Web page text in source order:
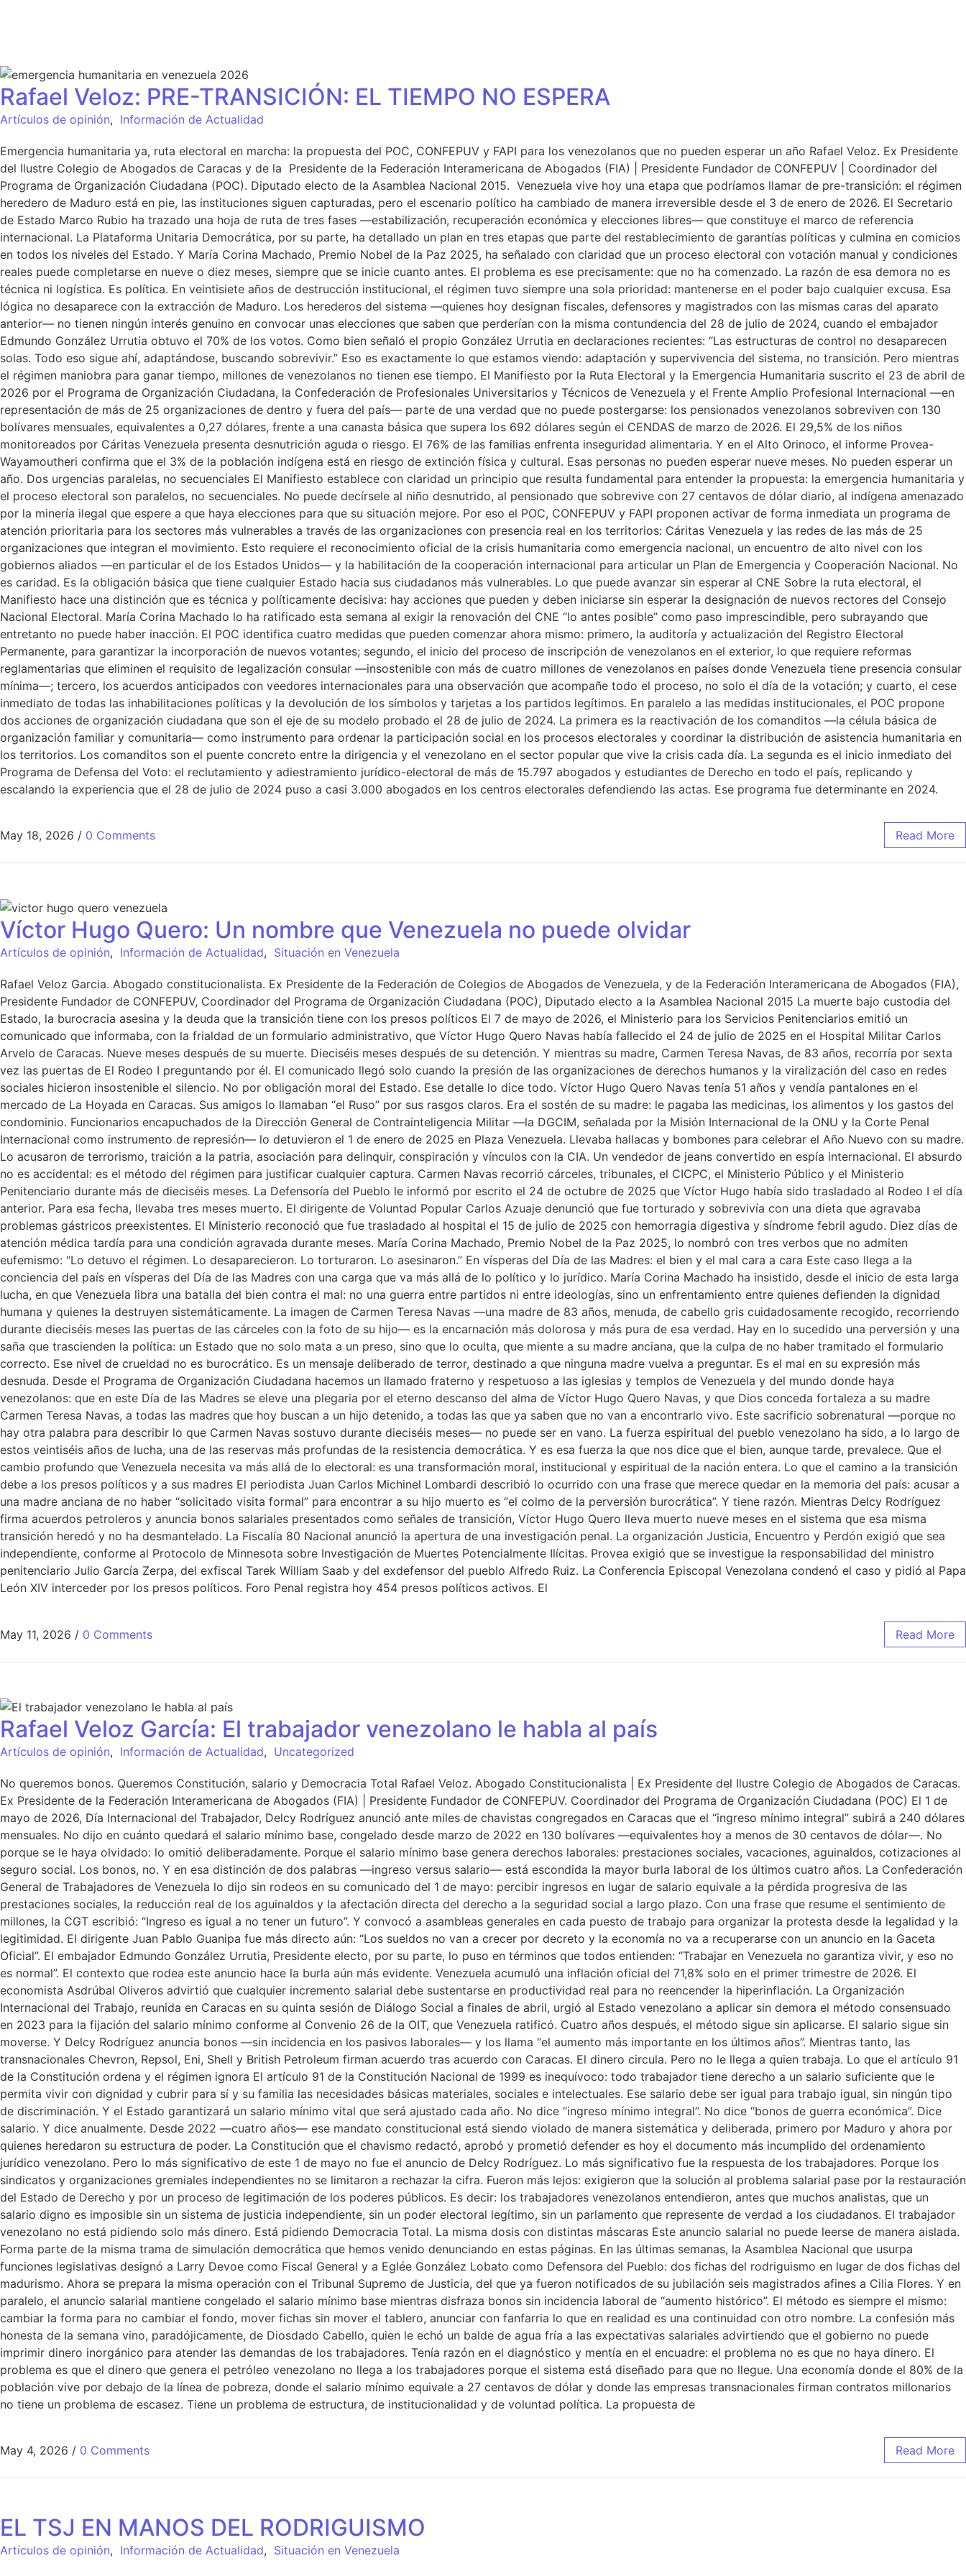
Rafael Veloz: PRE-TRANSICIÓN: EL TIEMPO NO ESPERA
Artículos de opinión, Información de Actualidad
Emergencia humanitaria ya, ruta electoral en marcha: la propuesta del POC, CONFEPUV y FAPI para los venezolanos que no pueden esperar un año Rafael Veloz. Ex Presidente
del Ilustre Colegio de Abogados de Caracas y de la Presidente de la Federación Interamericana de Abogados (FIA) | Presidente Fundador de CONFEPUV | Coordinador del
Programa de Organización Ciudadana (POC). Diputado electo de la Asamblea Nacional 2015. Venezuela vive hoy una etapa que podríamos llamar de pre-transición: el régimen
heredero de Maduro está en pie, las instituciones siguen capturadas, pero el escenario político ha cambiado de manera irreversible desde el 3 de enero de 2026. El Secretario
de Estado Marco Rubio ha trazado una hoja de ruta de tres fases —estabilización, recuperación económica y elecciones libres— que constituye el marco de referencia
internacional. La Plataforma Unitaria Democrática, por su parte, ha detallado un plan en tres etapas que parte del restablecimiento de garantías políticas y culmina en comicios
en todos los niveles del Estado. Y María Corina Machado, Premio Nobel de la Paz 2025, ha señalado con claridad que un proceso electoral con votación manual y condiciones
reales puede completarse en nueve o diez meses, siempre que se inicie cuanto antes. El problema es ese precisamente: que no ha comenzado. La razón de esa demora no es
técnica ni logística. Es política. En veintisiete años de destrucción institucional, el régimen tuvo siempre una sola prioridad: mantenerse en el poder bajo cualquier excusa. Esa
lógica no desaparece con la extracción de Maduro. Los herederos del sistema —quienes hoy designan fiscales, defensores y magistrados con las mismas caras del aparato
anterior— no tienen ningún interés genuino en convocar unas elecciones que saben que perderían con la misma contundencia del 28 de julio de 2024, cuando el embajador
Edmundo González Urrutia obtuvo el 70% de los votos. Como bien señaló el propio González Urrutia en declaraciones recientes: “Las estructuras de control no desaparecen
solas. Todo eso sigue ahí, adaptándose, buscando sobrevivir.” Eso es exactamente lo que estamos viendo: adaptación y supervivencia del sistema, no transición. Pero mientras
el régimen maniobra para ganar tiempo, millones de venezolanos no tienen ese tiempo. El Manifiesto por la Ruta Electoral y la Emergencia Humanitaria suscrito el 23 de abril de
2026 por el Programa de Organización Ciudadana, la Confederación de Profesionales Universitarios y Técnicos de Venezuela y el Frente Amplio Profesional Internacional —en
representación de más de 25 organizaciones de dentro y fuera del país— parte de una verdad que no puede postergarse: los pensionados venezolanos sobreviven con 130
bolívares mensuales, equivalentes a 0,27 dólares, frente a una canasta básica que supera los 692 dólares según el CENDAS de marzo de 2026. El 29,5% de los niños
monitoreados por Cáritas Venezuela presenta desnutrición aguda o riesgo. El 76% de las familias enfrenta inseguridad alimentaria. Y en el Alto Orinoco, el informe Provea-
Wayamoutheri confirma que el 3% de la población indígena está en riesgo de extinción física y cultural. Esas personas no pueden esperar nueve meses. No pueden esperar un
año. Dos urgencias paralelas, no secuenciales El Manifiesto establece con claridad un principio que resulta fundamental para entender la propuesta: la emergencia humanitaria y
el proceso electoral son paralelos, no secuenciales. No puede decírsele al niño desnutrido, al pensionado que sobrevive con 27 centavos de dólar diario, al indígena amenazado
por la minería ilegal que espere a que haya elecciones para que su situación mejore. Por eso el POC, CONFEPUV y FAPI proponen activar de forma inmediata un programa de
atención prioritaria para los sectores más vulnerables a través de las organizaciones con presencia real en los territorios: Cáritas Venezuela y las redes de las más de 25
organizaciones que integran el movimiento. Esto requiere el reconocimiento oficial de la crisis humanitaria como emergencia nacional, un encuentro de alto nivel con los
gobiernos aliados —en particular el de los Estados Unidos— y la habilitación de la cooperación internacional para articular un Plan de Emergencia y Cooperación Nacional. No
es caridad. Es la obligación básica que tiene cualquier Estado hacia sus ciudadanos más vulnerables. Lo que puede avanzar sin esperar al CNE Sobre la ruta electoral, el
Manifiesto hace una distinción que es técnica y políticamente decisiva: hay acciones que pueden y deben iniciarse sin esperar la designación de nuevos rectores del Consejo
Nacional Electoral. María Corina Machado lo ha ratificado esta semana al exigir la renovación del CNE “lo antes posible” como paso imprescindible, pero subrayando que
entretanto no puede haber inacción. El POC identifica cuatro medidas que pueden comenzar ahora mismo: primero, la auditoría y actualización del Registro Electoral
Permanente, para garantizar la incorporación de nuevos votantes; segundo, el inicio del proceso de inscripción de venezolanos en el exterior, lo que requiere reformas
reglamentarias que eliminen el requisito de legalización consular —insostenible con más de cuatro millones de venezolanos en países donde Venezuela tiene presencia consular
mínima—; tercero, los acuerdos anticipados con veedores internacionales para una observación que acompañe todo el proceso, no solo el día de la votación; y cuarto, el cese
inmediato de todas las inhabilitaciones políticas y la devolución de los símbolos y tarjetas a los partidos legítimos. En paralelo a las medidas institucionales, el POC propone
dos acciones de organización ciudadana que son el eje de su modelo probado el 28 de julio de 2024. La primera es la reactivación de los comanditos —la célula básica de
organización familiar y comunitaria— como instrumento para ordenar la participación social en los procesos electorales y coordinar la distribución de asistencia humanitaria en
los territorios. Los comanditos son el puente concreto entre la dirigencia y el venezolano en el sector popular que vive la crisis cada día. La segunda es el inicio inmediato del
Programa de Defensa del Voto: el reclutamiento y adiestramiento jurídico-electoral de más de 15.797 abogados y estudiantes de Derecho en todo el país, replicando y
escalando la experiencia que el 28 de julio de 2024 puso a casi 3.000 abogados en los centros electorales defendiendo las actas. Ese programa fue determinante en 2024.
May 18, 2026 / 0 Comments Read More
Víctor Hugo Quero: Un nombre que Venezuela no puede olvidar
Artículos de opinión, Información de Actualidad, Situación en Venezuela
Rafael Veloz Garcia. Abogado constitucionalista. Ex Presidente de la Federación de Colegios de Abogados de Venezuela, y de la Federación Interamericana de Abogados (FIA),
Presidente Fundador de CONFEPUV, Coordinador del Programa de Organización Ciudadana (POC), Diputado electo a la Asamblea Nacional 2015 La muerte bajo custodia del
Estado, la burocracia asesina y la deuda que la transición tiene con los presos políticos El 7 de mayo de 2026, el Ministerio para los Servicios Penitenciarios emitió un
comunicado que informaba, con la frialdad de un formulario administrativo, que Víctor Hugo Quero Navas había fallecido el 24 de julio de 2025 en el Hospital Militar Carlos
Arvelo de Caracas. Nueve meses después de su muerte. Dieciséis meses después de su detención. Y mientras su madre, Carmen Teresa Navas, de 83 años, recorría por sexta
vez las puertas de El Rodeo I preguntando por él. El comunicado llegó solo cuando la presión de las organizaciones de derechos humanos y la viralización del caso en redes
sociales hicieron insostenible el silencio. No por obligación moral del Estado. Ese detalle lo dice todo. Víctor Hugo Quero Navas tenía 51 años y vendía pantalones en el
mercado de La Hoyada en Caracas. Sus amigos lo llamaban “el Ruso” por sus rasgos claros. Era el sostén de su madre: le pagaba las medicinas, los alimentos y los gastos del
condominio. Funcionarios encapuchados de la Dirección General de Contrainteligencia Militar —la DGCIM, señalada por la Misión Internacional de la ONU y la Corte Penal
Internacional como instrumento de represión— lo detuvieron el 1 de enero de 2025 en Plaza Venezuela. Llevaba hallacas y bombones para celebrar el Año Nuevo con su madre.
Lo acusaron de terrorismo, traición a la patria, asociación para delinquir, conspiración y vínculos con la CIA. Un vendedor de jeans convertido en espía internacional. El absurdo
no es accidental: es el método del régimen para justificar cualquier captura. Carmen Navas recorrió cárceles, tribunales, el CICPC, el Ministerio Público y el Ministerio
Penitenciario durante más de dieciséis meses. La Defensoría del Pueblo le informó por escrito el 24 de octubre de 2025 que Víctor Hugo había sido trasladado al Rodeo I el día
anterior. Para esa fecha, llevaba tres meses muerto. El dirigente de Voluntad Popular Carlos Azuaje denunció que fue torturado y sobrevivía con una dieta que agravaba
problemas gástricos preexistentes. El Ministerio reconoció que fue trasladado al hospital el 15 de julio de 2025 con hemorragia digestiva y síndrome febril agudo. Diez días de
atención médica tardía para una condición agravada durante meses. María Corina Machado, Premio Nobel de la Paz 2025, lo nombró con tres verbos que no admiten
eufemismo: “Lo detuvo el régimen. Lo desaparecieron. Lo torturaron. Lo asesinaron.” En vísperas del Día de las Madres: el bien y el mal cara a cara Este caso llega a la
conciencia del país en vísperas del Día de las Madres con una carga que va más allá de lo político y lo jurídico. María Corina Machado ha insistido, desde el inicio de esta larga
lucha, en que Venezuela libra una batalla del bien contra el mal: no una guerra entre partidos ni entre ideologías, sino un enfrentamiento entre quienes defienden la dignidad
humana y quienes la destruyen sistemáticamente. La imagen de Carmen Teresa Navas —una madre de 83 años, menuda, de cabello gris cuidadosamente recogido, recorriendo
durante dieciséis meses las puertas de las cárceles con la foto de su hijo— es la encarnación más dolorosa y más pura de esa verdad. Hay en lo sucedido una perversión y una
saña que trascienden la política: un Estado que no solo mata a un preso, sino que lo oculta, que miente a su madre anciana, que la culpa de no haber tramitado el formulario
correcto. Ese nivel de crueldad no es burocrático. Es un mensaje deliberado de terror, destinado a que ninguna madre vuelva a preguntar. Es el mal en su expresión más
desnuda. Desde el Programa de Organización Ciudadana hacemos un llamado fraterno y respetuoso a las iglesias y templos de Venezuela y del mundo donde haya
venezolanos: que en este Día de las Madres se eleve una plegaria por el eterno descanso del alma de Víctor Hugo Quero Navas, y que Dios conceda fortaleza a su madre
Carmen Teresa Navas, a todas las madres que hoy buscan a un hijo detenido, a todas las que ya saben que no van a encontrarlo vivo. Este sacrificio sobrenatural —porque no
hay otra palabra para describir lo que Carmen Navas sostuvo durante dieciséis meses— no puede ser en vano. La fuerza espiritual del pueblo venezolano ha sido, a lo largo de
estos veintiséis años de lucha, una de las reservas más profundas de la resistencia democrática. Y es esa fuerza la que nos dice que el bien, aunque tarde, prevalece. Que el
cambio profundo que Venezuela necesita va más allá de lo electoral: es una transformación moral, institucional y espiritual de la nación entera. Lo que el camino a la transición
debe a los presos políticos y a sus madres El periodista Juan Carlos Michinel Lombardi describió lo ocurrido con una frase que merece quedar en la memoria del país: acusar a
una madre anciana de no haber “solicitado visita formal” para encontrar a su hijo muerto es “el colmo de la perversión burocrática”. Y tiene razón. Mientras Delcy Rodríguez
firma acuerdos petroleros y anuncia bonos salariales presentados como señales de transición, Víctor Hugo Quero lleva muerto nueve meses en el sistema que esa misma
transición heredó y no ha desmantelado. La Fiscalía 80 Nacional anunció la apertura de una investigación penal. La organización Justicia, Encuentro y Perdón exigió que sea
independiente, conforme al Protocolo de Minnesota sobre Investigación de Muertes Potencialmente Ilícitas. Provea exigió que se investigue la responsabilidad del ministro
penitenciario Julio García Zerpa, del exfiscal Tarek William Saab y del exdefensor del pueblo Alfredo Ruiz. La Conferencia Episcopal Venezolana condenó el caso y pidió al Papa
León XIV interceder por los presos políticos. Foro Penal registra hoy 454 presos políticos activos. El
May 11, 2026 / 0 Comments Read More
Rafael Veloz García: El trabajador venezolano le habla al país
Artículos de opinión, Información de Actualidad, Uncategorized
No queremos bonos. Queremos Constitución, salario y Democracia Total Rafael Veloz. Abogado Constitucionalista | Ex Presidente del Ilustre Colegio de Abogados de Caracas.
Ex Presidente de la Federación Interamericana de Abogados (FIA) | Presidente Fundador de CONFEPUV. Coordinador del Programa de Organización Ciudadana (POC) El 1 de
mayo de 2026, Día Internacional del Trabajador, Delcy Rodríguez anunció ante miles de chavistas congregados en Caracas que el “ingreso mínimo integral” subirá a 240 dólares
mensuales. No dijo en cuánto quedará el salario mínimo base, congelado desde marzo de 2022 en 130 bolívares —equivalentes hoy a menos de 30 centavos de dólar—. No
porque se le haya olvidado: lo omitió deliberadamente. Porque el salario mínimo base genera derechos laborales: prestaciones sociales, vacaciones, aguinaldos, cotizaciones al
seguro social. Los bonos, no. Y en esa distinción de dos palabras —ingreso versus salario— está escondida la mayor burla laboral de los últimos cuatro años. La Confederación
General de Trabajadores de Venezuela lo dijo sin rodeos en su comunicado del 1 de mayo: percibir ingresos en lugar de salario equivale a la pérdida progresiva de las
prestaciones sociales, la reducción real de los aguinaldos y la afectación directa del derecho a la seguridad social a largo plazo. Con una frase que resume el sentimiento de
millones, la CGT escribió: “Ingreso es igual a no tener un futuro”. Y convocó a asambleas generales en cada puesto de trabajo para organizar la protesta desde la legalidad y la
legitimidad. El dirigente Juan Pablo Guanipa fue más directo aún: “Los sueldos no van a crecer por decreto y la economía no va a recuperarse con un anuncio en la Gaceta
Oficial”. El embajador Edmundo González Urrutia, Presidente electo, por su parte, lo puso en términos que todos entienden: “Trabajar en Venezuela no garantiza vivir, y eso no
es normal”. El contexto que rodea este anuncio hace la burla aún más evidente. Venezuela acumuló una inflación oficial del 71,8% solo en el primer trimestre de 2026. El
economista Asdrúbal Oliveros advirtió que cualquier incremento salarial debe sustentarse en productividad real para no reencender la hiperinflación. La Organización
Internacional del Trabajo, reunida en Caracas en su quinta sesión de Diálogo Social a finales de abril, urgió al Estado venezolano a aplicar sin demora el método consensuado
en 2023 para la fijación del salario mínimo conforme al Convenio 26 de la OIT, que Venezuela ratificó. Cuatro años después, el método sigue sin aplicarse. El salario sigue sin
moverse. Y Delcy Rodríguez anuncia bonos —sin incidencia en los pasivos laborales— y los llama “el aumento más importante en los últimos años”. Mientras tanto, las
transnacionales Chevron, Repsol, Eni, Shell y British Petroleum firman acuerdo tras acuerdo con Caracas. El dinero circula. Pero no le llega a quien trabaja. Lo que el artículo 91
de la Constitución ordena y el régimen ignora El artículo 91 de la Constitución Nacional de 1999 es inequívoco: todo trabajador tiene derecho a un salario suficiente que le
permita vivir con dignidad y cubrir para sí y su familia las necesidades básicas materiales, sociales e intelectuales. Ese salario debe ser igual para trabajo igual, sin ningún tipo
de discriminación. Y el Estado garantizará un salario mínimo vital que será ajustado cada año. No dice “ingreso mínimo integral”. No dice “bonos de guerra económica”. Dice
salario. Y dice anualmente. Desde 2022 —cuatro años— ese mandato constitucional está siendo violado de manera sistemática y deliberada, primero por Maduro y ahora por
quienes heredaron su estructura de poder. La Constitución que el chavismo redactó, aprobó y prometió defender es hoy el documento más incumplido del ordenamiento
jurídico venezolano. Pero lo más significativo de este 1 de mayo no fue el anuncio de Delcy Rodríguez. Lo más significativo fue la respuesta de los trabajadores. Porque los
sindicatos y organizaciones gremiales independientes no se limitaron a rechazar la cifra. Fueron más lejos: exigieron que la solución al problema salarial pase por la restauración
del Estado de Derecho y por un proceso de legitimación de los poderes públicos. Es decir: los trabajadores venezolanos entendieron, antes que muchos analistas, que un
salario digno es imposible sin un sistema de justicia independiente, sin un poder electoral legítimo, sin un parlamento que represente de verdad a los ciudadanos. El trabajador
venezolano no está pidiendo solo más dinero. Está pidiendo Democracia Total. La misma dosis con distintas máscaras Este anuncio salarial no puede leerse de manera aislada.
Forma parte de la misma trama de simulación democrática que hemos venido denunciando en estas páginas. En las últimas semanas, la Asamblea Nacional que usurpa
funciones legislativas designó a Larry Devoe como Fiscal General y a Eglée González Lobato como Defensora del Pueblo: dos fichas del rodriguismo en lugar de dos fichas del
madurismo. Ahora se prepara la misma operación con el Tribunal Supremo de Justicia, del que ya fueron notificados de su jubilación seis magistrados afines a Cilia Flores. Y en
paralelo, el anuncio salarial mantiene congelado el salario mínimo base mientras disfraza bonos sin incidencia laboral de “aumento histórico”. El método es siempre el mismo:
cambiar la forma para no cambiar el fondo, mover fichas sin mover el tablero, anunciar con fanfarria lo que en realidad es una continuidad con otro nombre. La confesión más
honesta de la semana vino, paradójicamente, de Diosdado Cabello, quien le echó un balde de agua fría a las expectativas salariales advirtiendo que el gobierno no puede
imprimir dinero inorgánico para atender las demandas de los trabajadores. Tenía razón en el diagnóstico y mentía en el encuadre: el problema no es que no haya dinero. El
problema es que el dinero que genera el petróleo venezolano no llega a los trabajadores porque el sistema está diseñado para que no llegue. Una economía donde el 80% de la
población vive por debajo de la línea de pobreza, donde el salario mínimo equivale a 27 centavos de dólar y donde las empresas transnacionales firman contratos millonarios
no tiene un problema de escasez. Tiene un problema de estructura, de institucionalidad y de voluntad política. La propuesta de
May 4, 2026 / 0 Comments Read More
EL TSJ EN MANOS DEL RODRIGUISMO
Artículos de opinión, Información de Actualidad, Situación en Venezuela